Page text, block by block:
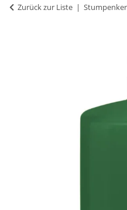
Zurück zur Liste